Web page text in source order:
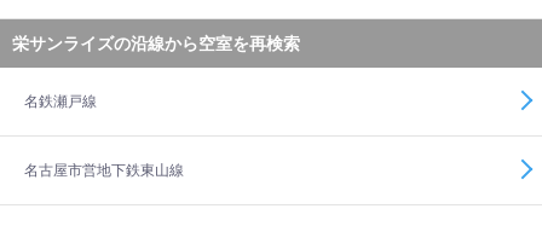
栄サンライズの沿線から空室を再検索
名鉄瀬戸線
名古屋市営地下鉄東山線